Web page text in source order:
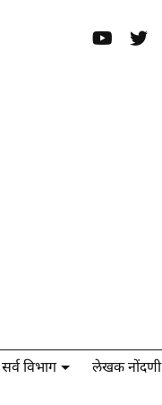
सर्व विभाग लेखक नोंदणी